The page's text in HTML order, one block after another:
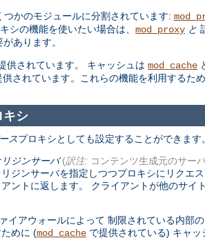
つかのモジュールに分割されています:
シの機能を使いたい場合は、 mod_proxy と
あります。
供されています。 キャッシュは mod_cache
されています。これらの機能を利用するた
キシ
スプロキシとしても設定することができます。
リジンサーバ (訳注: コンテンツ生成元のサー
ジンサーバを指定しつつプロキシにリクエ
ントに返します。 クライアントが他のサ
イアウォールによって 制限されている内部
めに (mod_cache で提供されている) キャッ